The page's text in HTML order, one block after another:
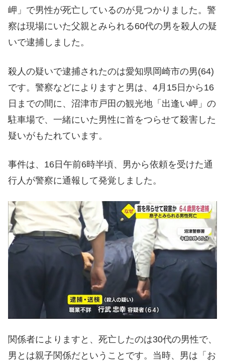
岬」で男性が死亡しているのが見つかりました。警
察は現場にいた父親とみられる60代の男を殺人の疑
いで逮捕しました。
殺人の疑いで逮捕されたのは愛知県岡崎市の男(64)
です。警察などによりますと男は、4月15日から16
日までの間に、沼津市戸田の観光地「出逢い岬」の
駐車場で、一緒にいた男性に首をつらせて殺害した
疑いがもたれています。
事件は、16日午前6時半頃、男から依頼を受けた通
行人が警察に通報して発覚しました。
関係者によりますと、死亡したのは30代の男性で、
男とは親子関係だということです。当時、男は「お